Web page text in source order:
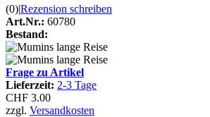
(0)|Rezension schreiben
Art.Nr.: 60780
Bestand:
Frage zu Artikel
Lieferzeit: 2-3 Tage
CHF 3.00
zzgl. Versandkosten